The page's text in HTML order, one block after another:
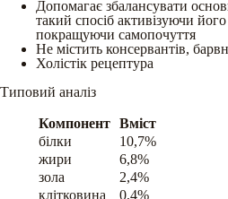
Допомагає збалансувати
такий спосіб активізуючи
покращуючи самопочуття
Не містить консервантів,
Холістік рецептура
Типовий аналіз
Компонент Вміст
білки
10,7%
жири
6,8%
зола
2,4%
клітковина
0,4%